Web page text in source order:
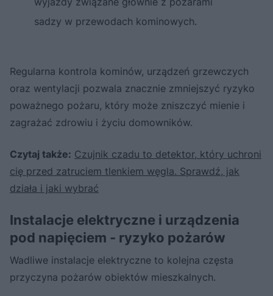
sadzy w przewodach kominowych.
Regularna kontrola kominów, urządzeń grzewczych
oraz wentylacji pozwala znacznie zmniejszyć ryzyko
poważnego pożaru, który może zniszczyć mienie i
zagrażać zdrowiu i życiu domowników.
Czytaj także: Czujnik czadu to detektor, który uchroni
cię przed zatruciem tlenkiem węgla. Sprawdź, jak
działa i jaki wybrać
Instalacje elektryczne i urządzenia
pod napięciem - ryzyko pożarów
Wadliwe instalacje elektryczne to kolejna częsta
przyczyna pożarów obiektów mieszkalnych.